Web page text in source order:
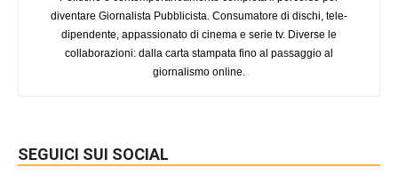
diventare Giornalista Pubblicista. Consumatore di dischi, tele-
dipendente, appassionato di cinema e serie tv. Diverse le
collaborazioni: dalla carta stampata fino al passaggio al
giornalismo online.
SEGUICI SUI SOCIAL